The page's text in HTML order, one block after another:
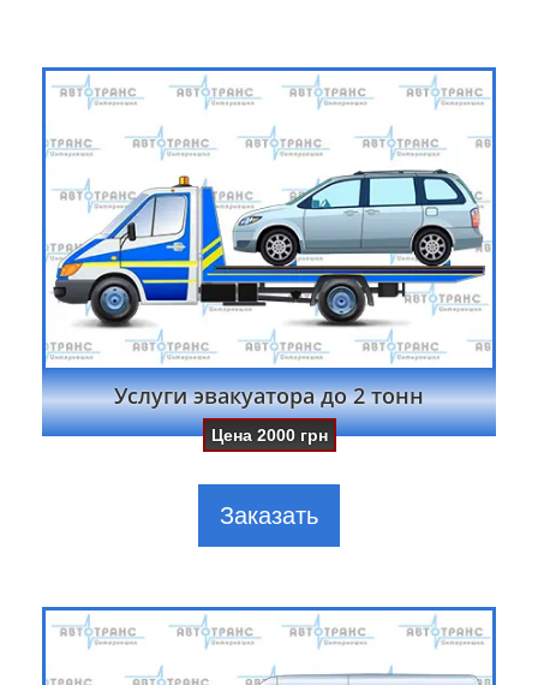
Услуги эвакуатора до 2 тонн
Цена2000 грн
Заказать